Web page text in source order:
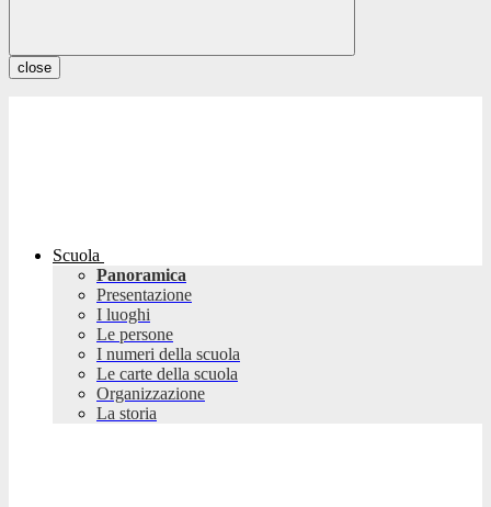
close
Scuola
Panoramica
Presentazione
I luoghi
Le persone
I numeri della scuola
Le carte della scuola
Organizzazione
La storia